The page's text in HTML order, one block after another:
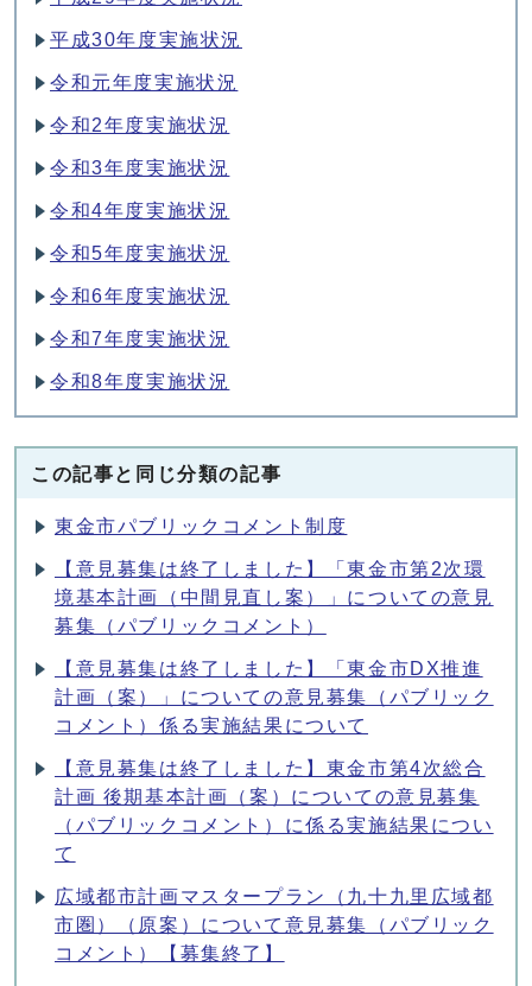
平成30年度実施状況
令和元年度実施状況
令和2年度実施状況
令和3年度実施状況
令和4年度実施状況
令和5年度実施状況
令和6年度実施状況
令和7年度実施状況
令和8年度実施状況
この記事と同じ分類の記事
東金市パブリックコメント制度
【意見募集は終了しました】「東金市第2次環
境基本計画（中間見直し案）」についての意見
募集（パブリックコメント）
【意見募集は終了しました】「東金市DX推進
計画（案）」についての意見募集（パブリック
コメント）係る実施結果について
【意見募集は終了しました】東金市第4次総合
計画 後期基本計画（案）についての意見募集
（パブリックコメント）に係る実施結果につい
て
広域都市計画マスタープラン（九十九里広域都
市圏）（原案）について意見募集（パブリック
コメント）【募集終了】